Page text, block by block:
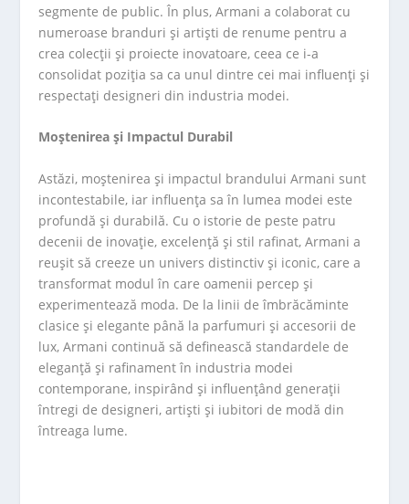
segmente de public. În plus, Armani a colaborat cu
numeroase branduri și artiști de renume pentru a
crea colecții și proiecte inovatoare, ceea ce i-a
consolidat poziția sa ca unul dintre cei mai influenți și
respectați designeri din industria modei.
Moștenirea și Impactul Durabil
Astăzi, moștenirea și impactul brandului Armani sunt
incontestabile, iar influența sa în lumea modei este
profundă și durabilă. Cu o istorie de peste patru
decenii de inovație, excelență și stil rafinat, Armani a
reușit să creeze un univers distinctiv și iconic, care a
transformat modul în care oamenii percep și
experimentează moda. De la linii de îmbrăcăminte
clasice și elegante până la parfumuri și accesorii de
lux, Armani continuă să definească standardele de
eleganță și rafinament în industria modei
contemporane, inspirând și influențând generații
întregi de designeri, artiști și iubitori de modă din
întreaga lume.